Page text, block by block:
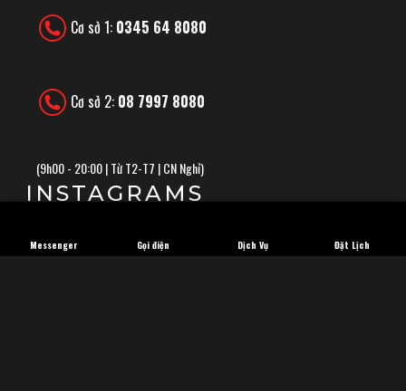
Cơ sở 1: 0345 64 8080
Cơ sở 2: 08 7997 8080
(9h00 - 20:00 | Từ T2-T7 | CN Nghỉ)
INSTAGRAMS
Đặt Lịch
Dịch Vụ
Gọi điện
Messenger